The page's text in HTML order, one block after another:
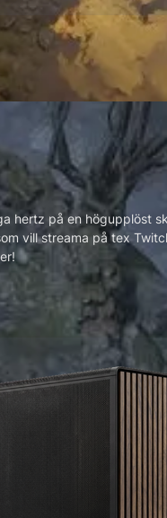
hertz på en högupplöst
vill streama på tex